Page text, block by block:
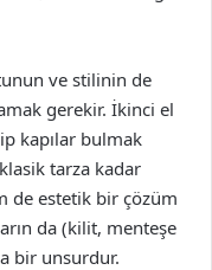
ve stilinin de
gerekir. İkinci el
kapılar bulmak
tarza kadar
de estetik bir çözüm
da (kilit, menteşe
bir unsurdur.